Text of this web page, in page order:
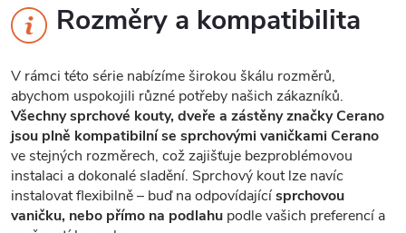
Rozměry a kompatibilita
V rámci této série nabízíme širokou škálu rozměrů,
abychom uspokojili různé potřeby našich zákazníků.
Všechny sprchové kouty, dveře a zástěny značky Cerano
jsou plně kompatibilní se sprchovými vaničkami Cerano
ve stejných rozměrech, což zajišťuje bezproblémovou
instalaci a dokonalé sladění. Sprchový kout lze navíc
instalovat flexibilně – buď na odpovídajícísprchovou
vaničku, nebo přímo na podlahu podle vašich preferencí a